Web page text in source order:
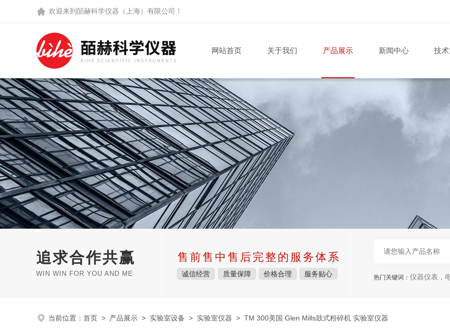
欢迎来到 皕赫科学仪器（上海）有限公司 ！
网站首页 关于我们 产品展示 新闻中心 技
追求合作共赢
WIN WIN FOR YOU AND ME
售前售中售后完整的服务体系
诚信经营 质量保障 价格合理 服务贴心 热门关键词： 仪器仪表，电
当前位置： 首页 > 产品展示 > 实验室设备 > 实验室仪器 > TM 300美国 Glen Mills鼓式粉碎机 实验室仪器